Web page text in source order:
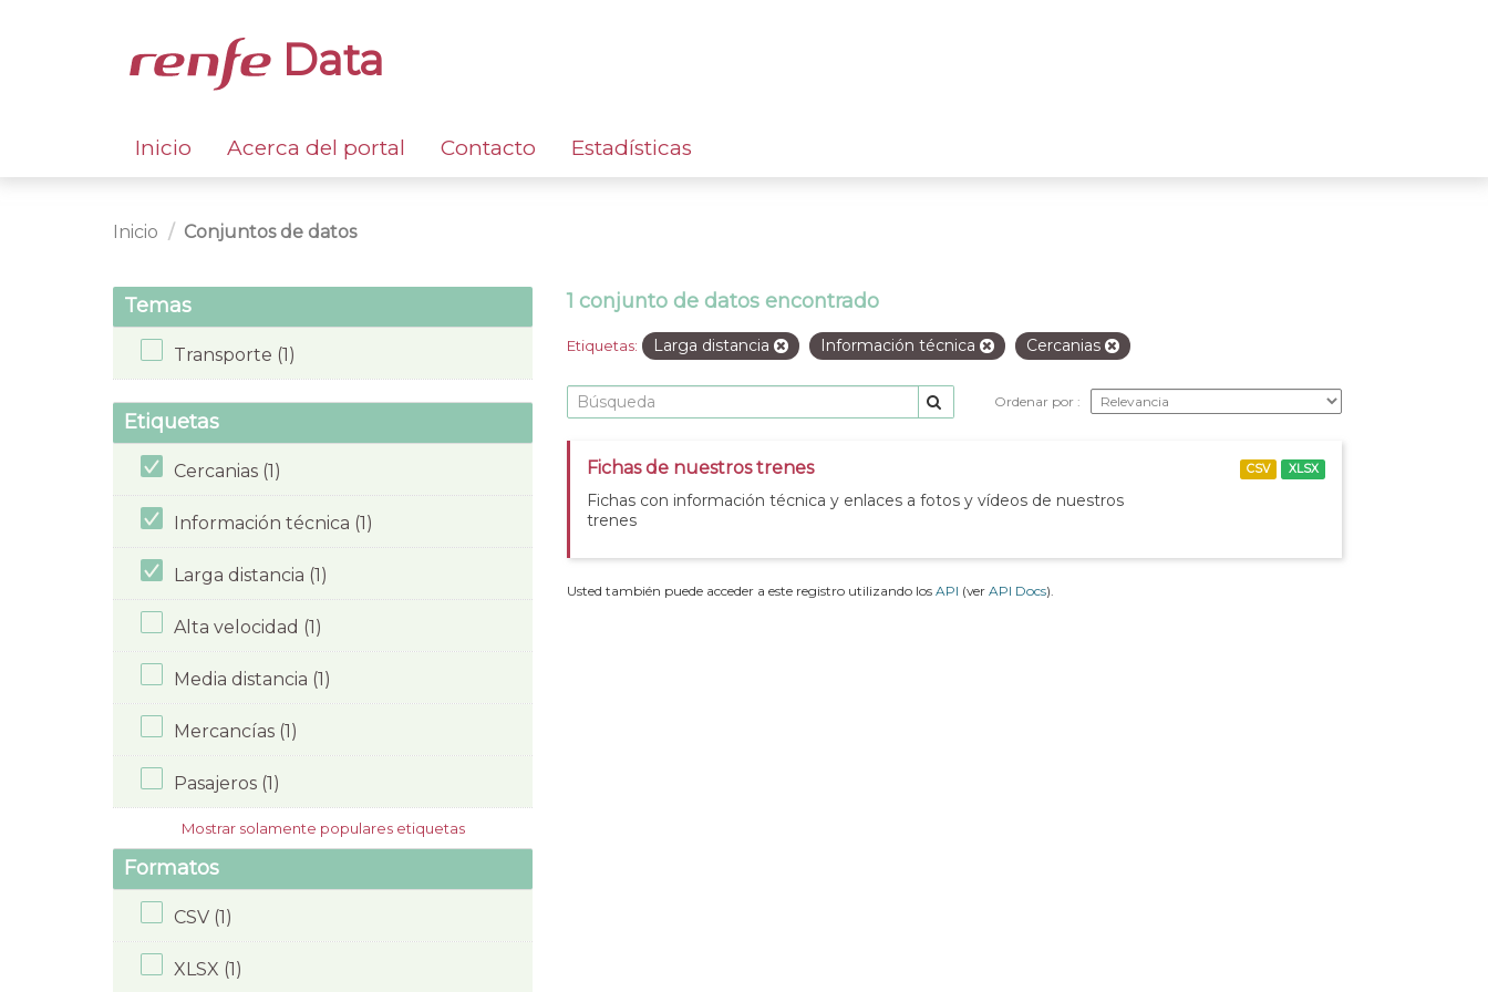
Data
Inicio Acerca del portal Contacto Estadísticas
Inicio Conjuntos de datos
Temas
Transporte (1)
Etiquetas
Cercanias (1)
Información técnica (1)
Larga distancia (1)
Alta velocidad (1)
Media distancia (1)
Mercancías (1)
Pasajeros (1)
Mostrar solamente populares etiquetas
Formatos
CSV (1)
XLSX (1)
1 conjunto de datos encontrado
Etiquetas: Larga distancia Información técnica Cercanias
Ordenar por
Fichas de nuestros trenes
Fichas con información técnica y enlaces a fotos y vídeos de nuestros
trenes
CSV XLSX
Usted también puede acceder a este registro utilizando los API (ver API Docs).